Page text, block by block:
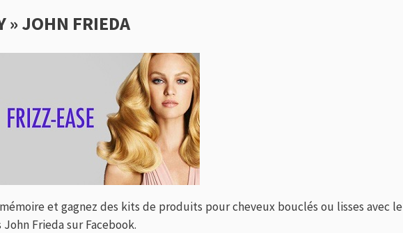
» JOHN FRIEDA
et gagnez des kits de produits pour cheveux bouclés ou lisses avec le
Frieda sur Facebook.